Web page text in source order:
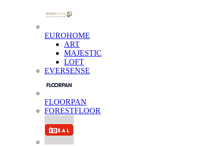
EUROHOME
ART
MAJESTIC
LOFT
EVERSENSE
FLOORPAN
FORESTFLOOR